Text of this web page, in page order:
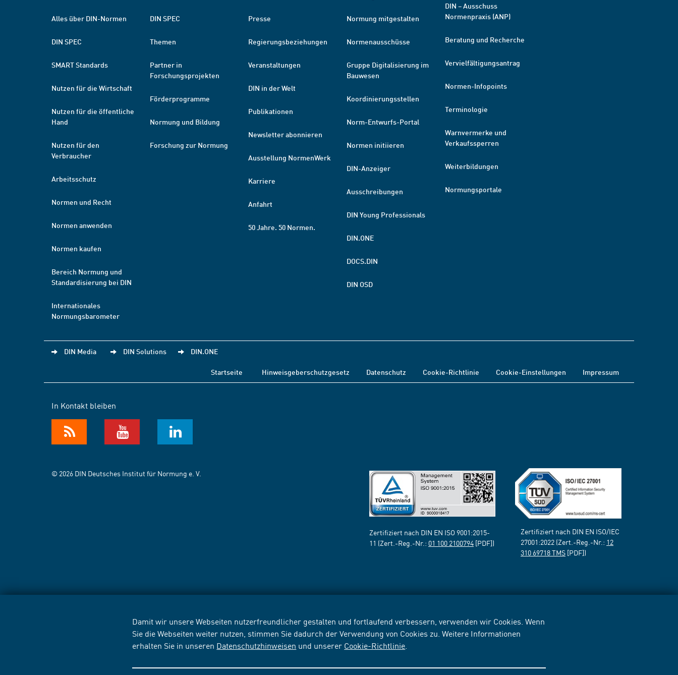
Damit wir unsere Webseiten nutzerfreundlicher gestalten und fortlaufend verbessern, verwenden wir Cookies. Wenn
Sie die Webseiten weiter nutzen, stimmen Sie dadurch der Verwendung von Cookies zu. Weitere Informationen
erhalten Sie in unseren Datenschutzhinweisen und unserer Cookie-Richtlinie
Alles über DIN-Normen
DIN SPEC
SMART Standards
Nutzen für die Wirtschaft
Nutzen für die öffentliche
Hand
Nutzen für den
Verbraucher
Arbeitsschutz
Normen und Recht
Normen anwenden
Normen kaufen
Bereich Normung und
Standardisierung bei DIN
Internationales
Normungsbarometer
DIN SPEC
Themen
Partner in
Forschungsprojekten
Förderprogramme
Normung und Bildung
Forschung zur Normung
Presse
Regierungsbeziehungen
Veranstaltungen
DIN in der Welt
Publikationen
Newsletter abonnieren
Ausstellung NormenWerk
Karriere
Anfahrt
50 Jahre. 50 Normen.
Normung mitgestalten
Normenausschüsse
Gruppe Digitalisierung im
Bauwesen
Koordinierungsstellen
Norm-Entwurfs-Portal
Normen initiieren
DIN-Anzeiger
Ausschreibungen
DIN Young Professionals
DIN.ONE
DOCS.DIN
DIN OSD
DIN – Ausschuss
Normenpraxis (ANP)
Beratung und Recherche
Vervielfältigungsantrag
Normen-Infopoints
Terminologie
Warnvermerke und
Verkaufssperren
Weiterbildungen
Normungsportale
DIN Media DIN Solutions DIN.ONE
Startseite Hinweisgeberschutzgesetz Datenschutz Cookie-Richtlinie Cookie-Einstellungen Impressum
In Kontakt bleiben
© 2026 DIN Deutsches Institut für Normung e. V.
Zertifiziert nach DIN EN ISO 9001:2015-
11 (Zert.-Reg.-Nr.: 01 100 2100794 [PDF])
Zertifiziert nach DIN EN ISO/IEC
27001:2022 (Zert.-Reg.-Nr.: 12
310 69718 TMS [PDF])